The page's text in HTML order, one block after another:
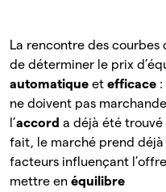
La rencontre des
de déterminer le prix
automatique et efficace :
ne doivent pas
l’accord a déjà été
fait, le marché prend
facteurs influençant
mettre en équilibre